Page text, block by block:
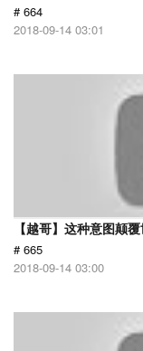
# 664
2018-09-14 03:01
【越哥】这种意图颠
# 665
2018-09-14 03:00